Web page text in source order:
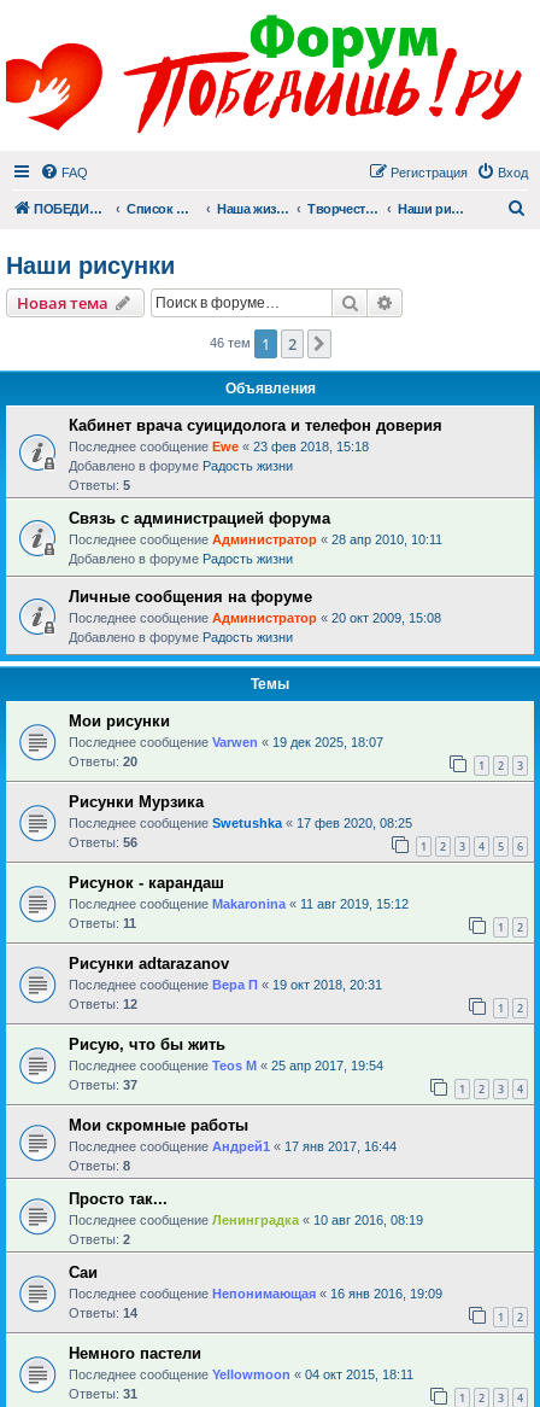
FAQ Вход
Регистрация
ПОБЕДИШЬ.РУ Список форумов Наша жизнь (не всё же о суициде!) Творчество Наши рисунки
Наши рисунки
Новая тема Поиск
46 тем 1 2
Объявления
Кабинет врача суицидолога и телефон доверия
Последнее сообщение Ewe « 23 фев 2018, 15:18
Добавлено в форуме Радость жизни
Ответы: 5
Связь с администрацией форума
Последнее сообщение Администратор « 28 апр 2010, 10:11
Добавлено в форуме Радость жизни
Личные сообщения на форуме
Последнее сообщение Администратор « 20 окт 2009, 15:08
Добавлено в форуме Радость жизни
Темы
Мои рисунки
Последнее сообщение Varwen « 19 дек 2025, 18:07
Ответы: 20 1 2 3
Рисунки Мурзика
Последнее сообщение Swetushka « 17 фев 2020, 08:25
Ответы: 56 1 2 3 4 5 6
Рисунок - карандаш
Последнее сообщение Makaronina « 11 авг 2019, 15:12
Ответы: 11 1 2
Рисунки adtarazanov
Последнее сообщение Вера П « 19 окт 2018, 20:31
Ответы: 12 1 2
Рисую, что бы жить
Последнее сообщение Teos M « 25 апр 2017, 19:54
Ответы: 37 1 2 3 4
Мои скромные работы
Последнее сообщение Андрей1 « 17 янв 2017, 16:44
Ответы: 8
Просто так...
Последнее сообщение Ленинградка « 10 авг 2016, 08:19
Ответы: 2
Саи
Последнее сообщение Непонимающая « 16 янв 2016, 19:09
Ответы: 14 1 2
Немного пастели
Последнее сообщение Yellowmoon « 04 окт 2015, 18:11
Ответы: 31 1 2 3 4